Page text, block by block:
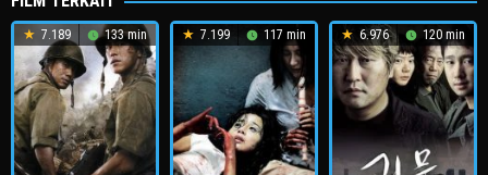
7.189 133 min 7.199 117 min 6.976 120 min